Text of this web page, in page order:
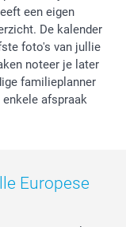
een eigen
De kalender
foto's van jullie
noteer je later
familieplanner
afspraak
Europese